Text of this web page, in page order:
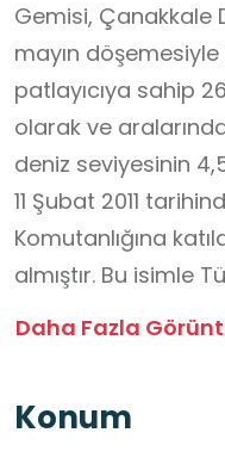
Gemisi, Çanakkale
mayın
patlayıcıya sahip
olarak ve
deniz seviyesinin
11 Şubat 2011
Komutanlığına
almıştır. Bu isimle
giren dördüncü
yüzer müze olarak
Daha Fazla
Konum